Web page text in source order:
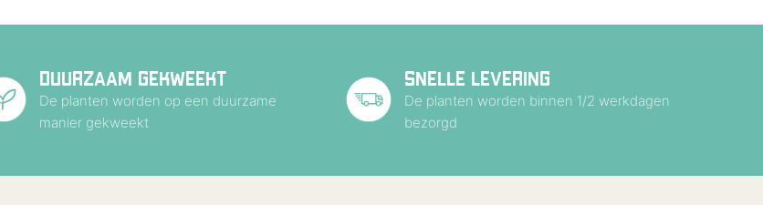
DUURZAAM GEKWEEKT
De planten worden op een duurzame
manier gekweekt
SNELLE LEVERING
De planten worden binnen 1/2 werkdagen
bezorgd